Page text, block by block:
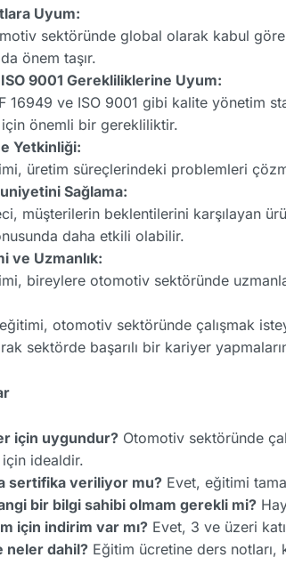
Uyum:
sektöründe global olarak kabul
önem taşır.
9001 Gerekliliklerine Uyum:
16949 ve ISO 9001 gibi kalite yönetim
önemli bir gerekliliktir.
Yetkinliği:
üretim süreçlerindeki problemleri
Sağlama:
müşterilerin beklentilerini karşılayan
daha etkili olabilir.
ve Uzmanlık:
bireylere otomotiv sektöründe
otomotiv sektöründe çalışmak
sektörde başarılı bir kariyer
için uygundur? Otomotiv sektöründe
idealdir.
sertifika veriliyor mu? Evet, eğitimi
bir bilgi sahibi olmam gerekli mi?
için indirim var mı? Evet, 3 ve üzeri
neler dahil? Eğitim ücretine ders notları,